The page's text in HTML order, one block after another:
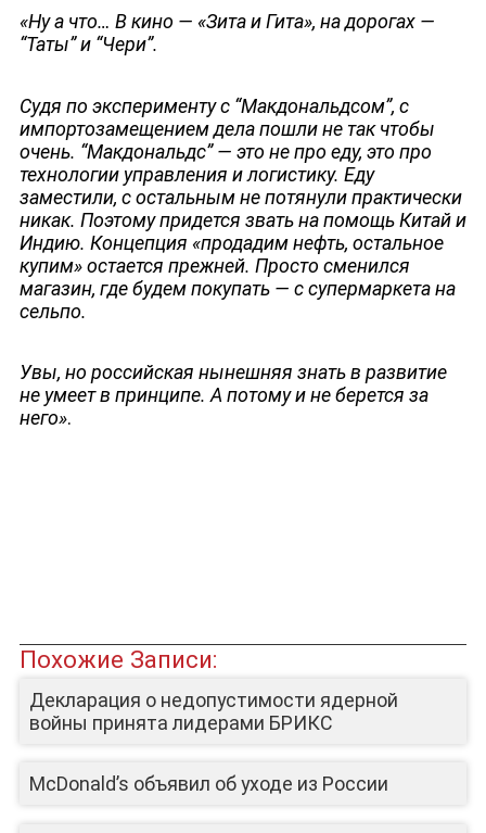
ЛИЦА КАНАЛА
«Ну а что… В кино — «Зита и Гита», на дорогах —
“Таты” и “Чери”.
Судя по эксперименту с “Макдональдсом”, с
импортозамещением дела пошли не так чтобы
очень. “Макдональдс” — это не про еду, это про
технологии управления и логистику. Еду
заместили, с остальным не потянули практически
никак. Поэтому придется звать на помощь Китай и
Индию. Концепция «продадим нефть, остальное
купим» остается прежней. Просто сменился
магазин, где будем покупать — с супермаркета на
сельпо.
Увы, но российская нынешняя знать в развитие
не умеет в принципе. А потому и не берется за
него».
Похожие Записи:
Декларация о недопустимости ядерной
войны принята лидерами БРИКС
McDonald’s объявил об уходе из России